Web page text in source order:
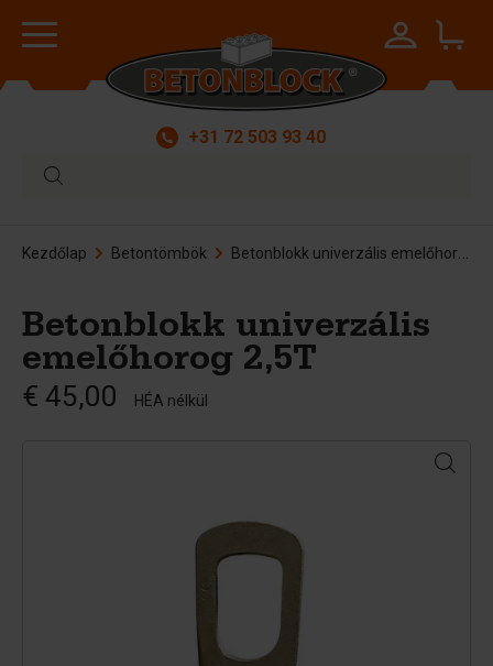
+31 72 503 93 40
Kezdőlap Betontömbök Betonblokk univerzális emelőhorog 2,5T
Betonblokk univerzális
emelőhorog 2,5T
€ 45,00 HÉA nélkül